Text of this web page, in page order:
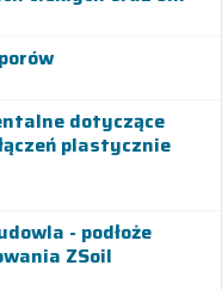
dotyczące
plastycznie
- podłoże
ZSoil